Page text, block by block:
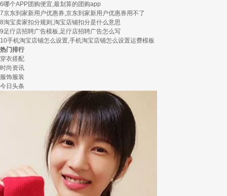
6哪个APP团购便宜,最划算的团购app
7京东到家新用户优惠券,京东到家新用户优惠券用不了
8淘宝卖家扣分规则,淘宝店铺扣分是什么意思
9足疗店招聘广告模板,足疗店招聘广告怎么写
10手机淘宝店铺怎么设置,手机淘宝店铺怎么设置运费模板
热门排行
穿衣搭配
时尚资讯
服饰服装
今日头条